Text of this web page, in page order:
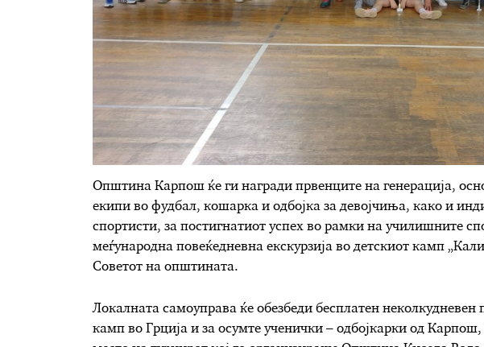
Општина Карпош ќе ги награди првенците на генерација,
екипи во фудбал, кошарка и одбојка за девојчиња, како и
спортисти, за постигнатиот успех во рамки на училишните
меѓународна повеќедневна екскурзија во детскиот камп
Советот на општината.
Локалната самоуправа ќе обезбеди бесплатен неколкудневен
камп во Грција и за осумте ученички – одбојкарки од